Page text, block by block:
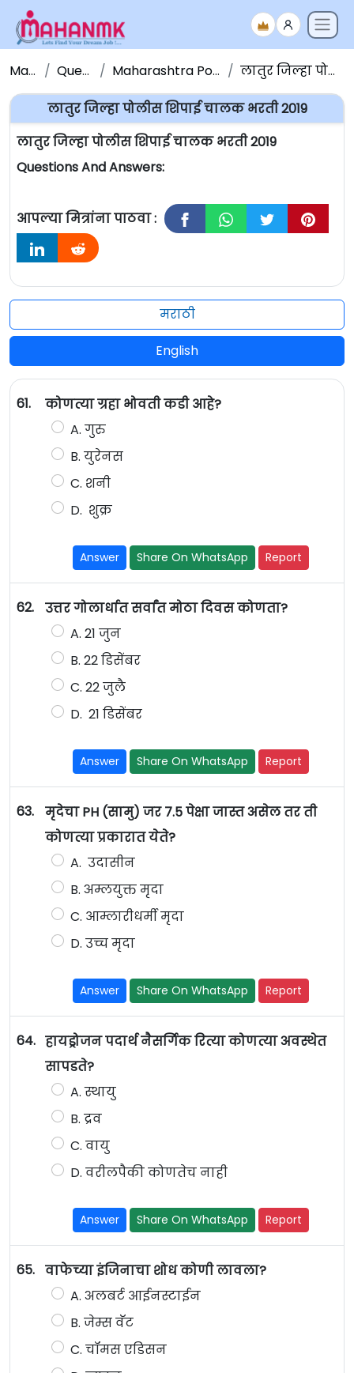
Maha NMK Question Papers Maharashtra Police Bharati Question Paper लातुर जिल्हा पोलीस शिपाई चालक भरती 2019
लातुर जिल्हा पोलीस शिपाई चालक भरती 2019
लातुर जिल्हा पोलीस शिपाई चालक भरती 2019
Questions And Answers:
आपल्या मित्रांना पाठवा :
मराठी
English
61.
कोणत्या ग्रहा भोवती कडी आहे?
A. गुरु
B. युरेनस
C. शनी
D. शुक्र
Answer Share On WhatsApp Report
62.
उत्तर गोलार्धात सर्वांत मोठा दिवस कोणता?
A. 21 जुन
B. 22 डिसेंबर
C. 22 जुलै
D. 21 डिसेंबर
Answer Share On WhatsApp Report
63.
मृदेचा PH (सामु) जर 7.5 पेक्षा जास्त असेल तर ती
कोणत्या प्रकारात येते?
A. उदासीन
B. अम्लयुक्त मृदा
C. आम्लारीधर्मी मृदा
D. उच्च मृदा
Answer Share On WhatsApp Report
64. हायड्रोजन पदार्थ नैसर्गिक रित्या कोणत्या अवस्थेत
सापडते?
A. स्थायु
B. द्रव
C. वायु
D. वरीलपैकी कोणतेच नाही
Answer Share On WhatsApp Report
65. वाफेच्या इंजिनाचा शोध कोणी लावला?
A. अलबर्ट आईनस्टाईन
B. जेम्स वॅट
C. चॉमस एडिसन